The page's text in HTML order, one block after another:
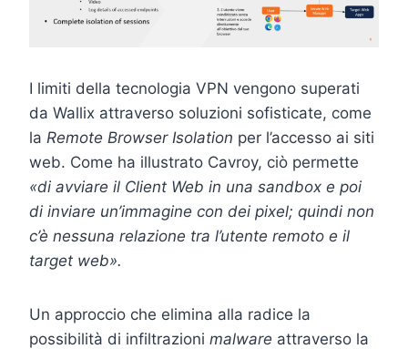
I limiti della tecnologia VPN vengono superati
da Wallix attraverso soluzioni sofisticate, come
la Remote Browser Isolation per l’accesso ai siti
web. Come ha illustrato Cavroy, ciò permette
«di avviare il Client Web in una sandbox e poi
di inviare un’immagine con dei pixel; quindi non
c’è nessuna relazione tra l’utente remoto e il
target web».
Un approccio che elimina alla radice la
possibilità di infiltrazioni malware attraverso la